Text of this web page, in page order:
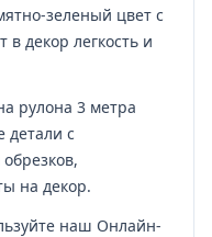
зеленый цвет с
в декор легкость и
рулона 3 метра
детали с
на декор.
наш Онлайн-